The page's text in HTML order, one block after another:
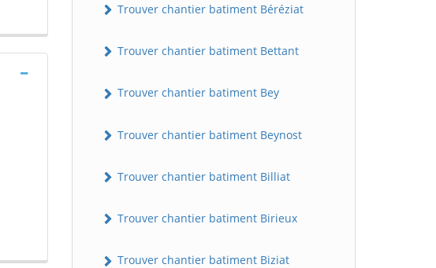
Trouver chantier batiment Béréziat
Trouver chantier batiment Bettant
Trouver chantier batiment Bey
Trouver chantier batiment Beynost
Trouver chantier batiment Billiat
Trouver chantier batiment Birieux
Trouver chantier batiment Biziat